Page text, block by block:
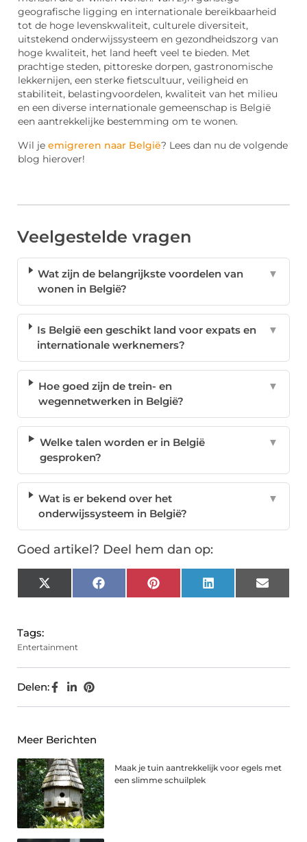
geografische ligging en internationale bereikbaarheid
tot de hoge levenskwaliteit, culturele diversiteit,
uitstekend onderwijssysteem en gezondheidszorg van
hoge kwaliteit, het land heeft veel te bieden. Met
prachtige steden, pittoreske dorpen, gastronomische
lekkernijen, een sterke fietscultuur, veiligheid en
stabiliteit, belastingvoordelen, kwaliteit van het milieu
en een diverse internationale gemeenschap is België
een aantrekkelijke bestemming om te wonen.
Wil je emigreren naar België? Lees dan nu de volgende
blog hierover!
Veelgestelde vragen
Wat zijn de belangrijkste voordelen van
wonen in België?
▼
Is België een geschikt land voor expats en
internationale werknemers?
▼
Hoe goed zijn de trein- en
wegennetwerken in België?
▼
Welke talen worden er in België
gesproken?
▼
Wat is er bekend over het
onderwijssysteem in België?
▼
Goed artikel? Deel hem dan op:
X
(Twitter)
FacebookPinterest LinkedIn Email
Tags:
Entertainment
Delen:
Meer Berichten
Maak je tuin aantrekkelijk voor egels met
een slimme schuilplek